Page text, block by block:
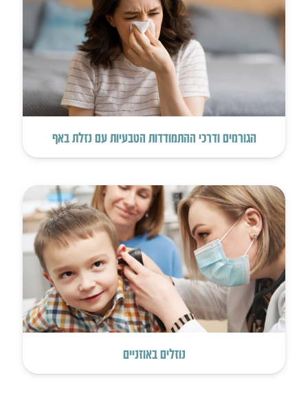
הגורמים ודרכי ההתמודדות הטבעיות עם נזלת באף
נוזלים באוזניים